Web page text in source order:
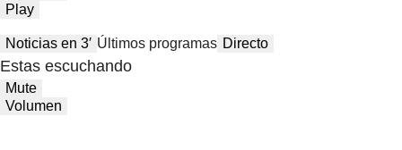
Play
Noticias en 3′ Últimos programas Directo
Estas escuchando
Mute
Volumen